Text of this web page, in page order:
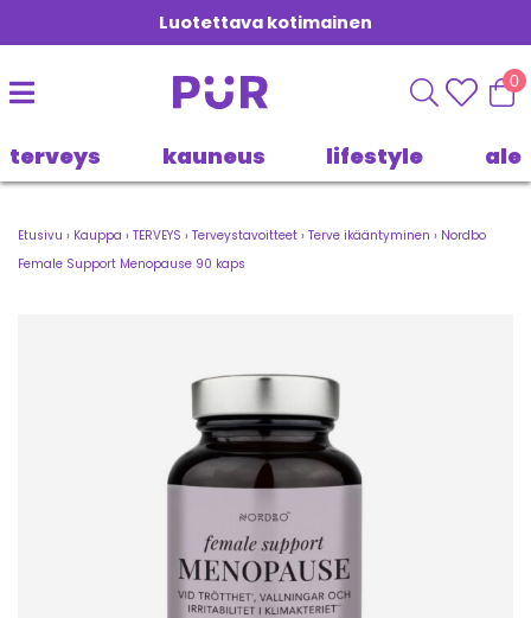
Luotettava kotimainen
0
terveys kauneus lifestyle ale
Etusivu › Kauppa › TERVEYS › Terveystavoitteet › Terve ikääntyminen › Nordbo
Female Support Menopause 90 kaps
Seuraava